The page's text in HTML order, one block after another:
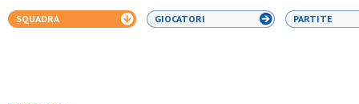
SQUADRA GIOCATORI PARTITE